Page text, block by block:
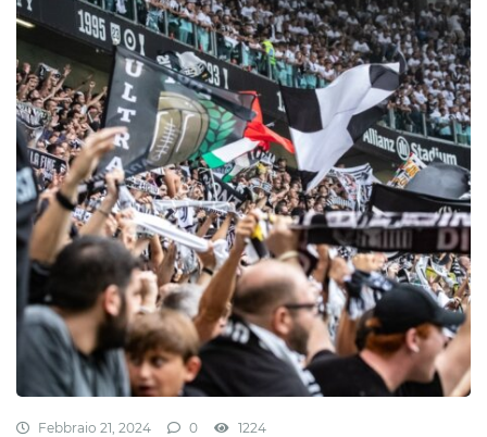
Febbraio 21, 2024 0 1224